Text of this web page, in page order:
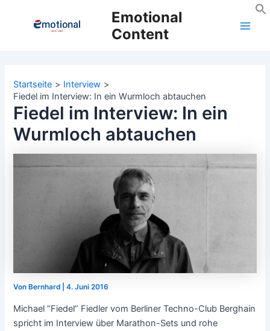
Emotional
Content
Startseite
Interview
Fiedel im Interview: In ein Wurmloch abtauchen
Fiedel im Interview: In ein
Wurmloch abtauchen
Von Bernhard |4. Juni 2016
Michael “Fiedel” Fiedler vom Berliner Techno-Club Berghain
spricht im Interview über Marathon-Sets und rohe